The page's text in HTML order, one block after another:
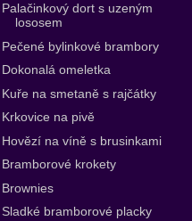
Palačinkový dort s uzeným
lososem
Pečené bylinkové brambory
Dokonalá omeletka
Kuře na smetaně s rajčátky
Krkovice na pivě
Hovězí na víně s brusinkami
Bramborové krokety
Brownies
Sladké bramborové placky